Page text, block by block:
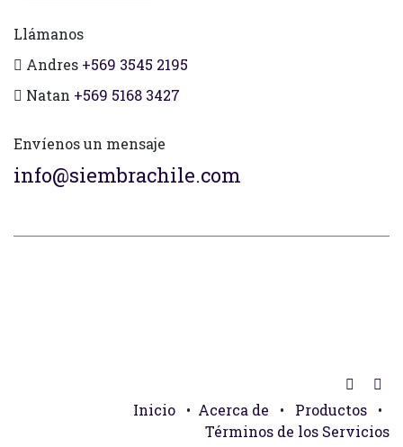
Llámanos
Andres +569 3545 2195
Natan +569 5168 3427
Envíenos un mensaje
info@siembrachile.com
Inicio • Acerca de • Productos
•
Términos de los Servicios